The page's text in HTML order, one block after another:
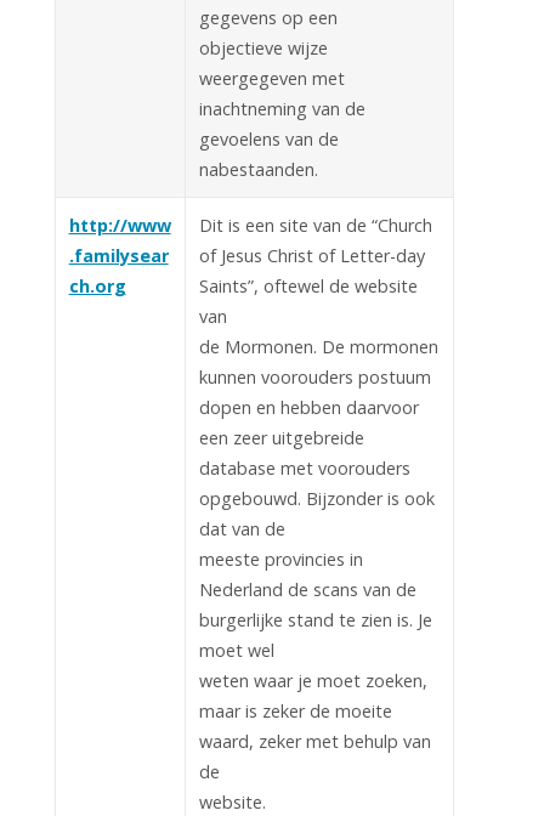
gegevens op een
objectieve wijze
weergegeven met
inachtneming van de
gevoelens van de
nabestaanden.
http://www
.familysear
ch.org
Dit is een site van de “Church
of Jesus Christ of Letter-day
Saints”, oftewel de website
van
de Mormonen. De mormonen
kunnen voorouders postuum
dopen en hebben daarvoor
een zeer uitgebreide
database met voorouders
opgebouwd. Bijzonder is ook
dat van de
meeste provincies in
Nederland de scans van de
burgerlijke stand te zien is. Je
moet wel
weten waar je moet zoeken,
maar is zeker de moeite
waard, zeker met behulp van
de
website.